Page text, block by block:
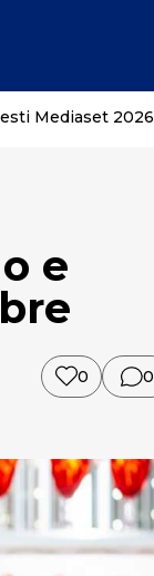
Mediaset 2026
e
0 0